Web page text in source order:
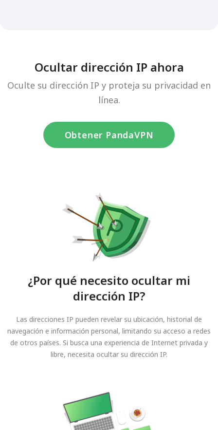
Ocultar dirección IP ahora
Oculte su dirección IP y proteja su privacidad en
línea.
Obtener PandaVPN
¿Por qué necesito ocultar mi
dirección IP?
Las direcciones IP pueden revelar su ubicación, historial de
navegación e información personal, limitando su acceso a redes
de otros países. Si busca una experiencia de Internet privada y
libre, necesita ocultar su dirección IP.